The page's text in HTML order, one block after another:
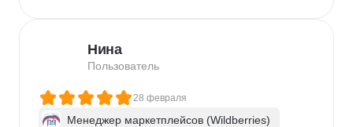
Нина
Пользователь
28 февраля
Менеджер маркетплейсов (Wildberries)